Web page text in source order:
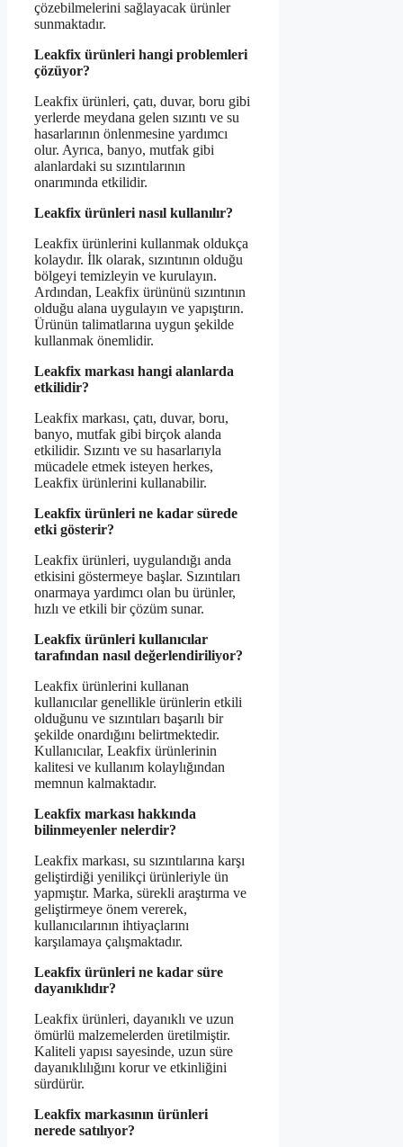
çözebilmelerini sağlayacak ürünler
sunmaktadır.
Leakfix ürünleri hangi problemleri
çözüyor?
Leakfix ürünleri, çatı, duvar, boru gibi
yerlerde meydana gelen sızıntı ve su
hasarlarının önlenmesine yardımcı
olur. Ayrıca, banyo, mutfak gibi
alanlardaki su sızıntılarının
onarımında etkilidir.
Leakfix ürünleri nasıl kullanılır?
Leakfix ürünlerini kullanmak oldukça
kolaydır. İlk olarak, sızıntının olduğu
bölgeyi temizleyin ve kurulayın.
Ardından, Leakfix ürününü sızıntının
olduğu alana uygulayın ve yapıştırın.
Ürünün talimatlarına uygun şekilde
kullanmak önemlidir.
Leakfix markası hangi alanlarda
etkilidir?
Leakfix markası, çatı, duvar, boru,
banyo, mutfak gibi birçok alanda
etkilidir. Sızıntı ve su hasarlarıyla
mücadele etmek isteyen herkes,
Leakfix ürünlerini kullanabilir.
Leakfix ürünleri ne kadar sürede
etki gösterir?
Leakfix ürünleri, uygulandığı anda
etkisini göstermeye başlar. Sızıntıları
onarmaya yardımcı olan bu ürünler,
hızlı ve etkili bir çözüm sunar.
Leakfix ürünleri kullanıcılar
tarafından nasıl değerlendiriliyor?
Leakfix ürünlerini kullanan
kullanıcılar genellikle ürünlerin etkili
olduğunu ve sızıntıları başarılı bir
şekilde onardığını belirtmektedir.
Kullanıcılar, Leakfix ürünlerinin
kalitesi ve kullanım kolaylığından
memnun kalmaktadır.
Leakfix markası hakkında
bilinmeyenler nelerdir?
Leakfix markası, su sızıntılarına karşı
geliştirdiği yenilikçi ürünleriyle ün
yapmıştır. Marka, sürekli araştırma ve
geliştirmeye önem vererek,
kullanıcılarının ihtiyaçlarını
karşılamaya çalışmaktadır.
Leakfix ürünleri ne kadar süre
dayanıklıdır?
Leakfix ürünleri, dayanıklı ve uzun
ömürlü malzemelerden üretilmiştir.
Kaliteli yapısı sayesinde, uzun süre
dayanıklılığını korur ve etkinliğini
sürdürür.
Leakfix markasının ürünleri
nerede satılıyor?